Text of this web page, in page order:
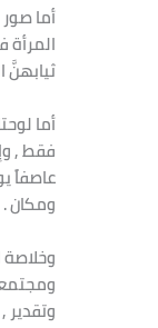
ثيابهنَّ
أما
فقط ,
عاصفاً
ومكان .
وتقدير